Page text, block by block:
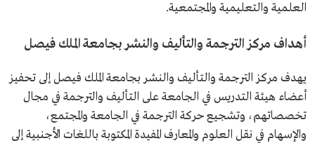
العلمية والتعليمية والمجتمعية.
أهداف مركز الترجمة والتأليف والنشر بجامعة الملك فيصل
يهدف مركز الترجمة والتأليف والنشر بجامعة الملك فيصل إلى تحفيز
أعضاء هيئة التدريس في الجامعة على التأليف والترجمة في مجال
تخصصاتهم، وتشجيع حركة الترجمة في الجامعة والمجتمع،
والإسهام في نقل العلوم والمعارف المفيدة المكتوبة باللغات الأجنبية إلى